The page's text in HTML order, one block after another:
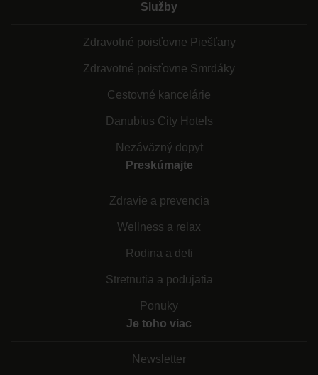
Služby
Zdravotné poisťovne Piešťany
Zdravotné poisťovne Smrdáky
Cestovné kancelárie
Danubius City Hotels
Nezáväzný dopyt
Preskúmajte
Zdravie a prevencia
Wellness a relax
Rodina a deti
Stretnutia a podujatia
Ponuky
Je toho viac
Newsletter